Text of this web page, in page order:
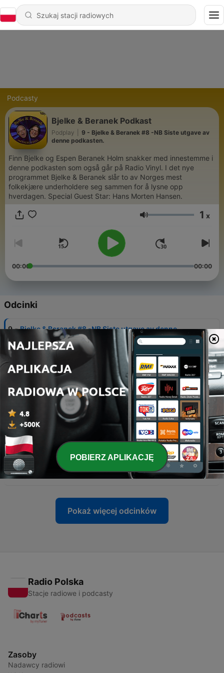
Podcasty
Bjelke & Beranek Podkast
Podplay
9 - Bjelke & Beranek #8 -NB Siste utgave av
denne podkasten.
Finn Bjelke og Espen Beranek Holm snakker med innestemme i
denne podkasten som også går på Radio Vinyl. I det nye
programmet Bjelke & Beranek slår to av Norges mest
folkekjære underholdere seg sammen for å lysne opp
hverdagen. Special Guest Star: Hans Morten Hansen.
Głośność 1 x
00:00 00:00
Odcinki
9 - Bjelke & Beranek #8 -NB Siste utgave av denne
podkasten.
07 kwi 2021
8 - Bjelke & Beranek #7
Bjelke & Beranek #6
17 mar 2021
- Bjelke & Beranek #5
10 mar 2021
5 - Bjelke & Beranek #4
03 mar 2021
Pokaż więcej odcinków
Radio Polska
Stacje radiowe i podcasty
Zasoby
Nadawcy radiowi
POBIERZ APLIKACJĘ